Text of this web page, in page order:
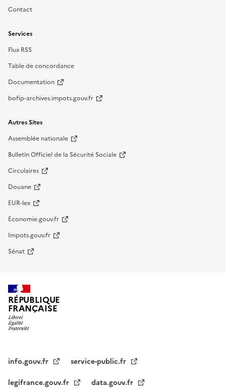
Contact
Services
Flux RSS
Table de concordance
Documentation
bofip-archives.impots.gouv.fr
Autres Sites
Assemblée nationale
Bulletin Officiel de la Sécurité Sociale
Circulaires
Douane
EUR-lex
Economie.gouv.fr
Impots.gouv.fr
Sénat
RÉPUBLIQUE
FRANÇAISE
info.gouv.fr
service-public.fr
legifrance.gouv.fr
data.gouv.fr